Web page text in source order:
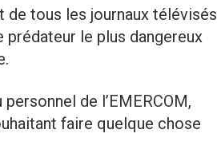
de tous les journaux télévisés
prédateur le plus dangereux
de l’EMERCOM,
faire quelque chose